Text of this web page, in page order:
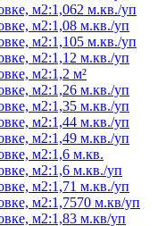
м2:1,062 м.кв./уп
м2:1,08 м.кв./уп
м2:1,105 м.кв./уп
м2:1,12 м.кв./уп
м2:1,2 м²
м2:1,26 м.кв./уп
м2:1,35 м.кв./уп
м2:1,44 м.кв./уп
м2:1,49 м.кв./уп
м2:1,6 м.кв.
м2:1,6 м.кв./уп
м2:1,71 м.кв./уп
м2:1,7570 м.кв/уп
м2:1,83 м.кв/уп